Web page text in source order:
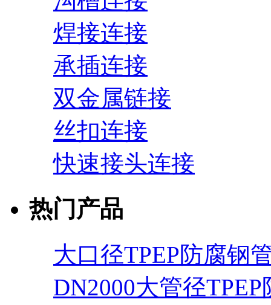
焊接连接
承插连接
双金属链接
丝扣连接
快速接头连接
热门产品
大口径TPEP防腐钢
DN2000大管径